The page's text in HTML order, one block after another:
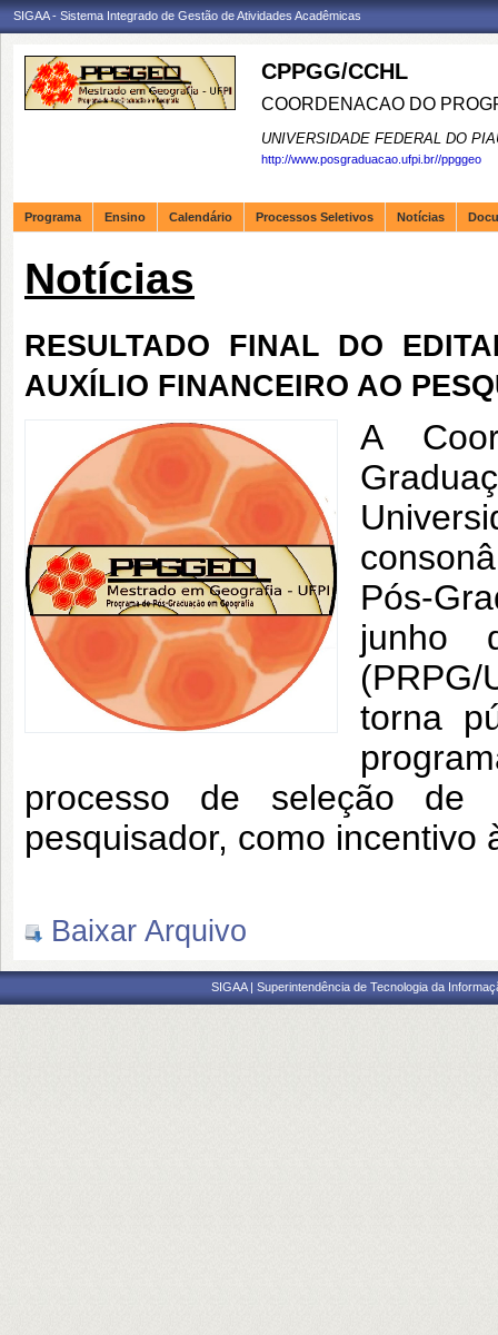
SIGAA - Sistema Integrado de Gestão de Atividades Acadêmicas
CPPGG/CCHL
COORDENACAO DO
UNIVERSIDADE FEDERAL DO
http://www.posgraduacao.ufpi.br//ppggeo
Programa Ensino Calendário Processos Seletivos Notícias
Notícias
RESULTADO FINAL DO
AUXÍLIO FINANCEIRO AO
A
Pós-
junho
torna
processo de seleção de
pesquisador, como incentivo
Baixar Arquivo
SIGAA | Superintendência de Tecnologia da